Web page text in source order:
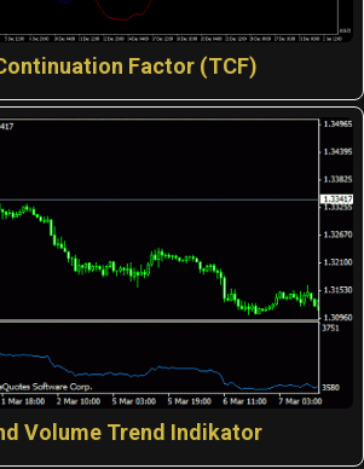
Factor (TCF)
Volume Trend Indikator